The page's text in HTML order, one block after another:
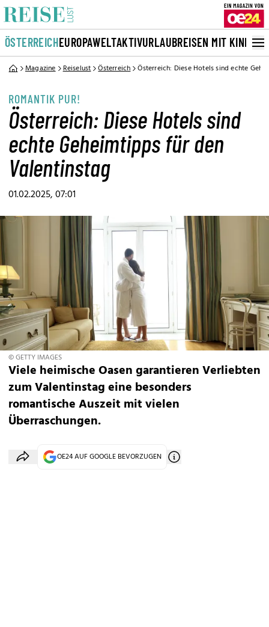
ÖSTERREICHEUROPAWELTAKTIVURLAUBREISEN MIT KINDERN
Magazine Reiselust Österreich Österreich: Diese Hotels sind echte
ROMANTIK PUR!
Österreich: Diese Hotels sind
echte Geheimtipps für den
Valentinstag
01.02.2025, 07:01
© GETTY IMAGES
Viele heimische Oasen garantieren Verliebten
zum Valentinstag eine besonders
romantische Auszeit mit vielen
Überraschungen.
OE24 AUF GOOGLE BEVORZUGEN